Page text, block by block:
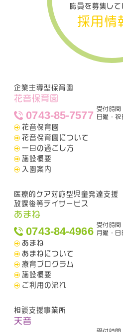
職員を募集して
採用情
企業主導型保育園
花音保育園
0743-85-7577
受付時
日曜・祝
花音保育園
花音保育園について
一日の過ごし方
施設概要
入園案内
医療的ケア対応型児童発達支援
放課後等デイサービス
あまね
0743-84-4966
受付時
月曜・日
あまね
あまねについて
療育プログラム
施設概要
ご利用の流れ
相談支援事業所
天音